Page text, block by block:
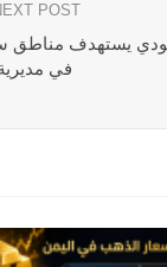
POST
يستهدف مناطق
في